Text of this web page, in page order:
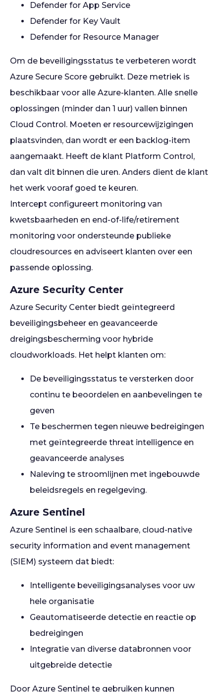
Defender for App Service
Defender for Key Vault
Defender for Resource Manager
Om de beveiligingsstatus te verbeteren wordt
Azure Secure Score gebruikt. Deze metriek is
beschikbaar voor alle Azure-klanten. Alle snelle
oplossingen (minder dan 1 uur) vallen binnen
Cloud Control. Moeten er resourcewijzigingen
plaatsvinden, dan wordt er een backlog-item
aangemaakt. Heeft de klant Platform Control,
dan valt dit binnen die uren. Anders dient de klant
het werk vooraf goed te keuren.
Intercept configureert monitoring van
kwetsbaarheden en end-of-life/retirement
monitoring voor ondersteunde publieke
cloudresources en adviseert klanten over een
passende oplossing.
Azure Security Center
Azure Security Center biedt geïntegreerd
beveiligingsbeheer en geavanceerde
dreigingsbescherming voor hybride
cloudworkloads. Het helpt klanten om:
De beveiligingsstatus te versterken door
continu te beoordelen en aanbevelingen te
geven
Te beschermen tegen nieuwe bedreigingen
met geïntegreerde threat intelligence en
geavanceerde analyses
Naleving te stroomlijnen met ingebouwde
beleidsregels en regelgeving.
Azure Sentinel
Azure Sentinel is een schaalbare, cloud-native
security information and event management
(SIEM) systeem dat biedt:
Intelligente beveiligingsanalyses voor uw
hele organisatie
Geautomatiseerde detectie en reactie op
bedreigingen
Integratie van diverse databronnen voor
uitgebreide detectie
Door Azure Sentinel te gebruiken kunnen